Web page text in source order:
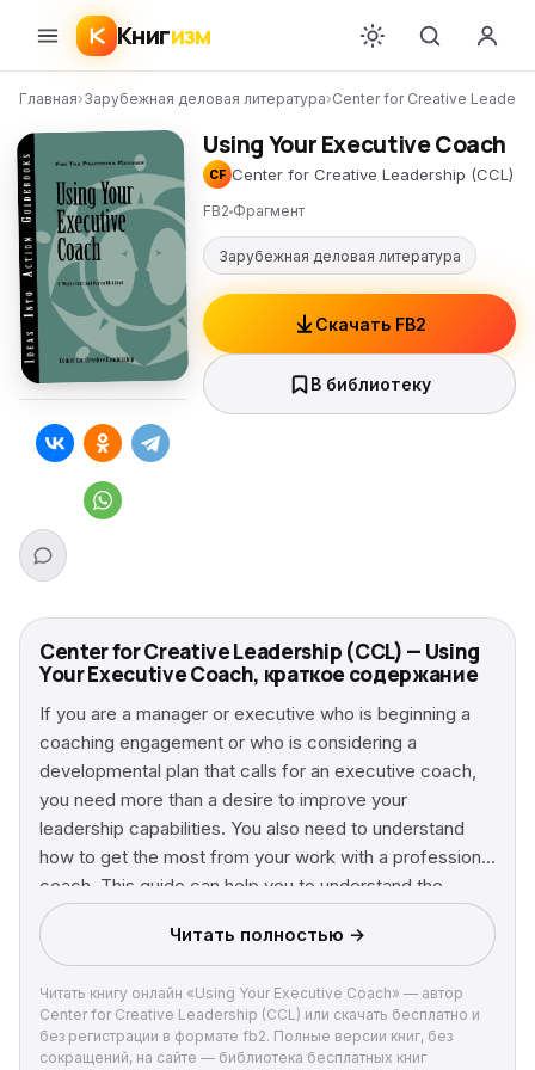
Книгизм
Главная›Зарубежная деловая литература›Center for Creative
Using Your Executive Coach
CF Center for Creative Leadership (CCL)
FB2 Фрагмент
Зарубежная деловая литература
Скачать FB2
В библиотеку
Center for Creative Leadership (CCL) — Using
Your Executive Coach, краткое содержание
If you are a manager or executive who is beginning a
coaching engagement or who is considering a
developmental plan that calls for an executive coach,
you need more than a desire to improve your
leadership capabilities. You also need to understand
how to get the most from your work with a professional
coach. This guide can help you to understand the
unique nature of a coaching engagement and to assess
your readiness to embark on this method of
professional development. The book describes the
three main elements of a coaching engagement—
assessment, challenge, and support— and provides
information on how you can collaborate with your
Читать полностью →
Читать книгу онлайн «Using Your Executive Coach» — автор
Center for Creative Leadership (CCL) или скачать бесплатно и
без регистрации в формате fb2. Полные версии книг, без
сокращений, на сайте — библиотека бесплатных книг